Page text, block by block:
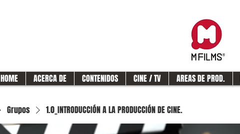
HOME ACERCA DE CONTENIDOS CINE / TV AREAS DE PROD.
Grupos 1.0_INTRODUCCIÓN A LA PRODUCCIÓN DE CINE.